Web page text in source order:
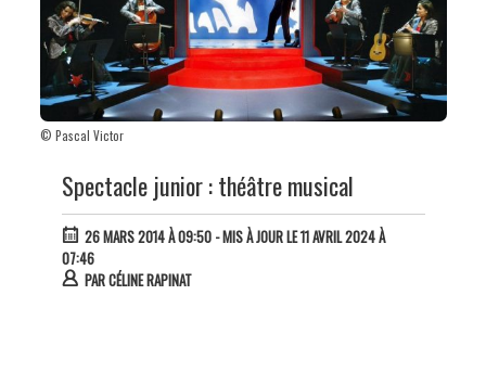
© Pascal Victor
Spectacle junior : théâtre musical
26 MARS 2014 À 09:50- MIS À JOUR LE 11 AVRIL 2024 À
07:46
PARCÉLINE RAPINAT